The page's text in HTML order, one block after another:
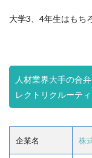
大学3、4年生はもち
人材業界大手の合
レクトリクルーテ
企業名 株